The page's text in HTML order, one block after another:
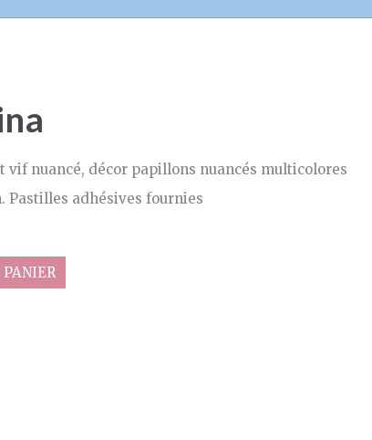
vif nuancé, décor papillons nuancés multicolores
Pastilles adhésives fournies
PANIER